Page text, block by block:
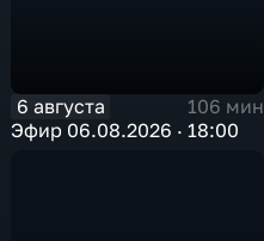
6 августа
106 мин
Эфир 06.08.2026 · 18:00